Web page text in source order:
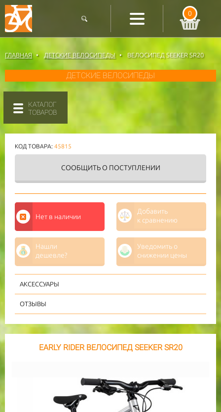
0
ГЛАВНАЯ ДЕТСКИЕ ВЕЛОСИПЕДЫ ВЕЛОСИПЕД SEEKER SR20
ДЕТСКИЕ ВЕЛОСИПЕДЫ
КАТАЛОГ
ТОВАРОВ
КОД ТОВАРА: 45815
СООБЩИТЬО ПОСТУПЛЕНИИ
Нет в наличии
Добавить
к сравнению
Нашли
дешевле?
Уведомить о
снижении цены
АКСЕССУАРЫ
ОТЗЫВЫ
EARLY RIDER ВЕЛОСИПЕД SEEKER SR20